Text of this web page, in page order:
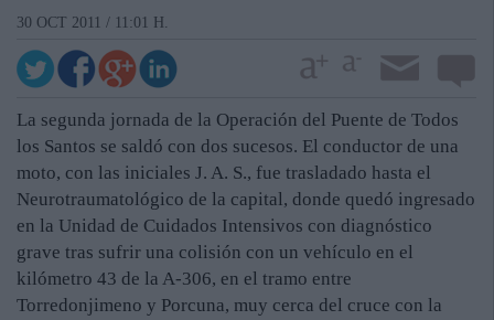
30 OCT 2011 / 11:01 H.
La segunda jornada de la Operación del Puente de Todos
los Santos se saldó con dos sucesos. El conductor de una
moto, con las iniciales J. A. S., fue trasladado hasta el
Neurotraumatológico de la capital, donde quedó ingresado
en la Unidad de Cuidados Intensivos con diagnóstico
grave tras sufrir una colisión con un vehículo en el
kilómetro 43 de la A-306, en el tramo entre
Torredonjimeno y Porcuna, muy cerca del cruce con la